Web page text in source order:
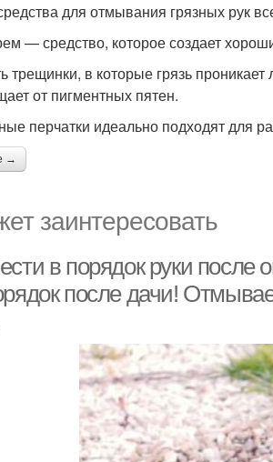
для отмывания грязных рук
— средство, которое создает
трещинки, в которые грязь
от пигментных пятен.
перчатки идеально подходят для
→
заинтересовать
в порядок руки
после дачи!